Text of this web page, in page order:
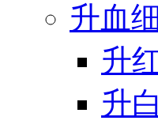
升血
升
升